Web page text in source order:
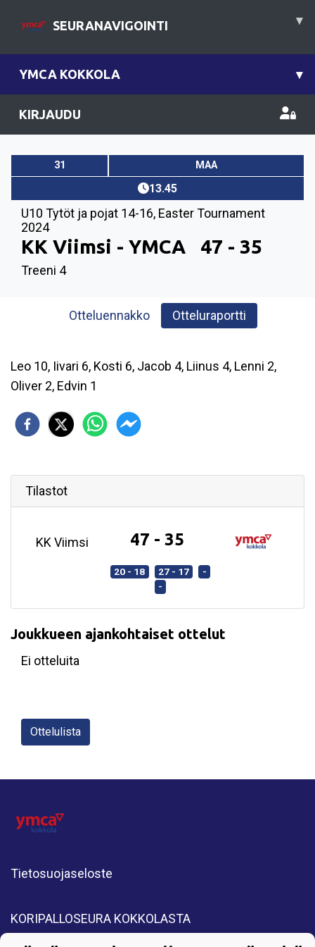
SEURANAVIGOINTI ▾
YMCA KOKKOLA ▾
KIRJAUDU
31 MAA
13.45
U10 Tytöt ja pojat 14-16, Easter Tournament
2024
KK Viimsi - YMCA 47 - 35
Treeni 4
Otteluennakko Otteluraportti
Leo 10, Iivari 6, Kosti 6, Jacob 4, Liinus 4, Lenni 2,
Oliver 2, Edvin 1
Tilastot
KK Viimsi 47 - 35
20 - 18 27 - 17
-
-
Joukkueen ajankohtaiset ottelut
Ei otteluita
Ottelulista
Tietosuojaseloste
KORIPALLOSEURA KOKKOLASTA